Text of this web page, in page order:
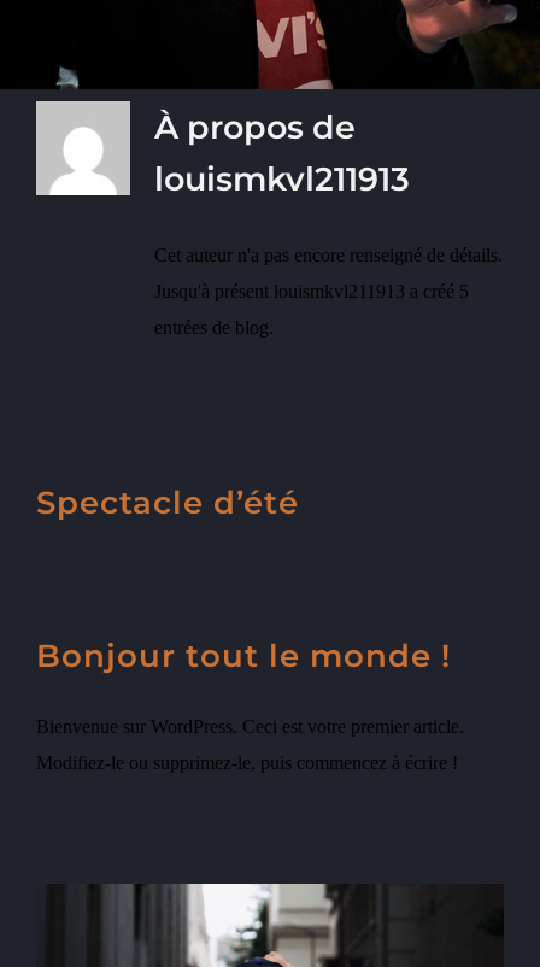
À propos de
louismkvl211913
Cet auteur n'a pas encore renseigné de détails.
Jusqu'à présent louismkvl211913 a créé 5
entrées de blog.
Spectacle d’été
Bonjour tout le monde !
Bienvenue sur WordPress. Ceci est votre premier article.
Modifiez-le ou supprimez-le, puis commencez à écrire !